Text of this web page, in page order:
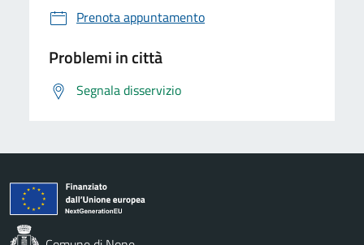
Prenota appuntamento
Problemi in città
Segnala disservizio